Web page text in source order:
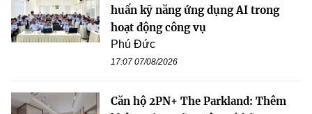
huấn kỹ năng ứng dụng AI trong
hoạt động công vụ
Phú Đức
17:07 07/08/2026
Căn hộ 2PN+ The Parkland: Thêm